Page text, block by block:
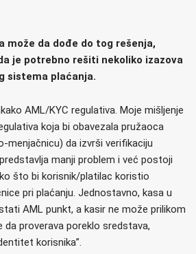
može da dođe do tog rešenja,
je potrebno rešiti nekoliko izazova
sistema plaćanja.
AML/KYC regulativa. Moje mišljenje
koja bi obavezala pružaoca
menjačnicu) da izvrši verifikaciju
manji problem i već postoji
što bi korisnik/platilac koristio
pri plaćanju. Jednostavno, kasa u
AML punkt, a kasir ne može prilikom
proverava poreklo sredstava,
korisnika”.